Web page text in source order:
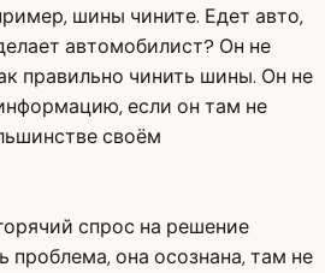
шины чините. Едет авто,
автомобилист? Он не
правильно чинить шины. Он не
если он там не
своём
спрос на решение
проблема, она осознана, там не